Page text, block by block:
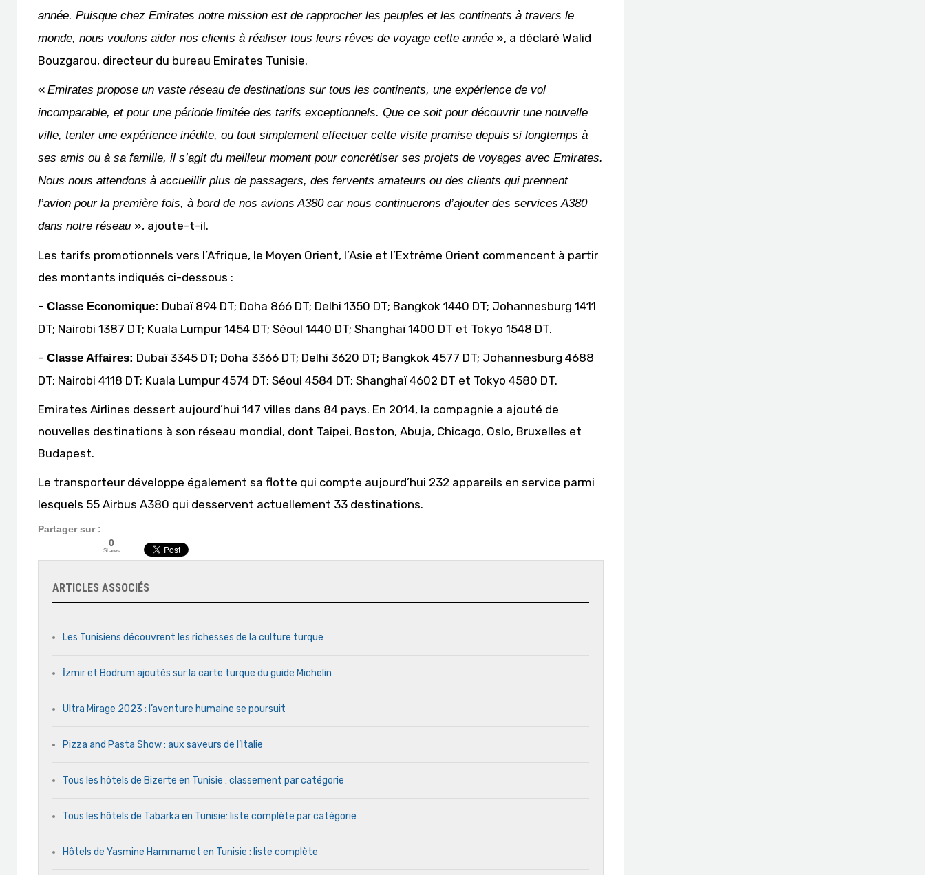
année. Puisque chez Emirates notre mission est de rapprocher les peuples et les continents à travers le
monde, nous voulons aider nos clients à réaliser tous leurs rêves de voyage cette année », a déclaré Walid
Bouzgarou, directeur du bureau Emirates Tunisie.
« Emirates propose un vaste réseau de destinations sur tous les continents, une expérience de vol
incomparable, et pour une période limitée des tarifs exceptionnels. Que ce soit pour découvrir une nouvelle
ville, tenter une expérience inédite, ou tout simplement effectuer cette visite promise depuis si longtemps à
ses amis ou à sa famille, il s’agit du meilleur moment pour concrétiser ses projets de voyages avec Emirates.
Nous nous attendons à accueillir plus de passagers, des fervents amateurs ou des clients qui prennent
l’avion pour la première fois, à bord de nos avions A380 car nous continuerons d’ajouter des services A380
dans notre réseau », ajoute-t-il.
Les tarifs promotionnels vers l’Afrique, le Moyen Orient, l’Asie et l’Extrême Orient commencent à partir
des montants indiqués ci-dessous :
– Classe Economique: Dubaï 894 DT; Doha 866 DT; Delhi 1350 DT; Bangkok 1440 DT; Johannesburg 1411
DT; Nairobi 1387 DT; Kuala Lumpur 1454 DT; Séoul 1440 DT; Shanghaï 1400 DT et Tokyo 1548 DT.
– Classe Affaires: Dubaï 3345 DT; Doha 3366 DT; Delhi 3620 DT; Bangkok 4577 DT; Johannesburg 4688
DT; Nairobi 4118 DT; Kuala Lumpur 4574 DT; Séoul 4584 DT; Shanghaï 4602 DT et Tokyo 4580 DT.
Emirates Airlines dessert aujourd’hui 147 villes dans 84 pays. En 2014, la compagnie a ajouté de
nouvelles destinations à son réseau mondial, dont Taipei, Boston, Abuja, Chicago, Oslo, Bruxelles et
Budapest.
Le transporteur développe également sa flotte qui compte aujourd’hui 232 appareils en service parmi
lesquels 55 Airbus A380 qui desservent actuellement 33 destinations.
Partager sur :
0
Shares
ARTICLES ASSOCIÉS
Les Tunisiens découvrent les richesses de la culture turque
İzmir et Bodrum ajoutés sur la carte turque du guide Michelin
Ultra Mirage 2023 : l’aventure humaine se poursuit
Pizza and Pasta Show : aux saveurs de l’Italie
Tous les hôtels de Bizerte en Tunisie : classement par catégorie
Tous les hôtels de Tabarka en Tunisie: liste complète par catégorie
Hôtels de Yasmine Hammamet en Tunisie : liste complète